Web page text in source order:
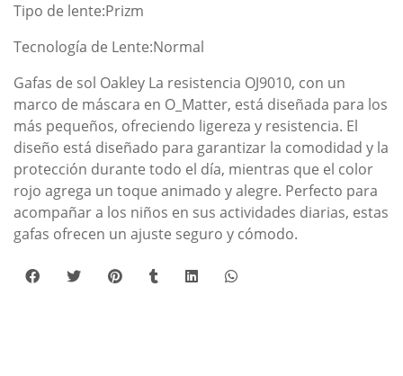
Tipo de lente:Prizm
Tecnología de Lente:Normal
Gafas de sol Oakley La resistencia OJ9010, con un
marco de máscara en O_Matter, está diseñada para los
más pequeños, ofreciendo ligereza y resistencia. El
diseño está diseñado para garantizar la comodidad y la
protección durante todo el día, mientras que el color
rojo agrega un toque animado y alegre. Perfecto para
acompañar a los niños en sus actividades diarias, estas
gafas ofrecen un ajuste seguro y cómodo.